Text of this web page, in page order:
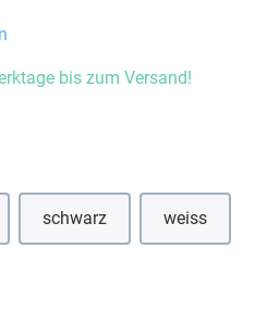
bis zum Versand!
nicht verfügbar.)
schwarz(Diese Option ist zurzeit nicht
weiss